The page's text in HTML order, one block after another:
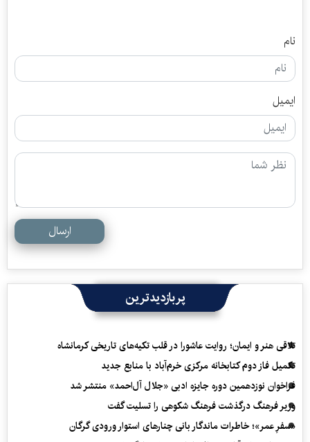
نام
ایمیل
ارسال
پربازدیدترین
تلاقی هنر و ایمان؛ روایت عاشورا در قلب تکیه‌های تاریخی کرمانشاه
تکمیل فاز دوم کتابخانه مرکزی خرم‌آباد با منابع جدید
فراخوان نوزدهمین دوره جایزه ادبی «جلال آل‌احمد» منتشر شد
وزیر فرهنگ درگذشت فرهنگ شکوهی را تسلیت گفت
«سفرِ عمر»؛ خاطرات ماندگار بانی چنارهای استوار ورودی گرگان